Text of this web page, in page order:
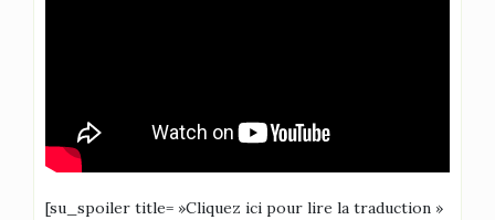
[su_spoiler title= »Cliquez ici pour lire la traduction »